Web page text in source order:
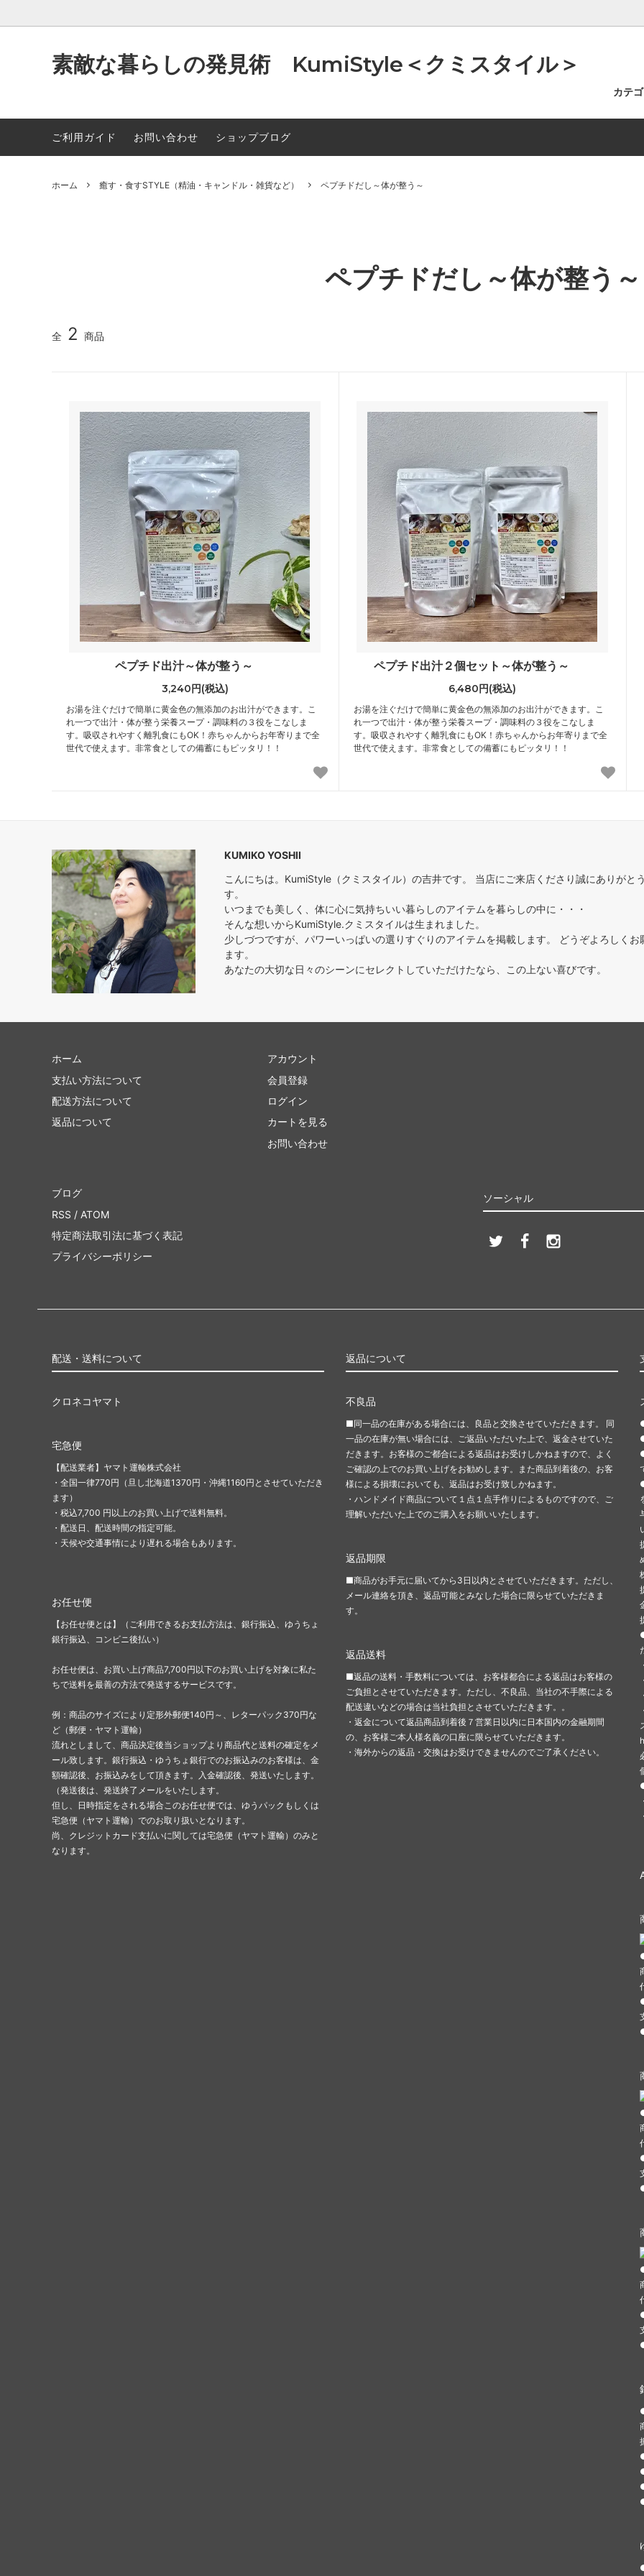
素敵な暮らしの発見術 KumiStyle＜クミスタイル＞
カテ
洗うSTYLE (洗顔石鹸） 潤すスタイルSTYLE（美容オイルなど）
ー）
雑貨など）
～1000 ～3000
製法のお話 オイルのツボ
のお知らせ
ご利用ガイド お問い合わせ ショップブログ
ホーム 癒す・食すSTYLE（精油・キャンドル・雑貨など） ペプチドだし～体が整う～
ペプチドだし～体が整う～
全 2 商品
ペプチド出汁～体が整う～
3,240円(税込)
お湯を注ぐだけで簡単に黄金色の無添加のお出汁ができます。こ
れ一つで出汁・体が整う栄養スープ・調味料の３役をこなしま
す。吸収されやすく離乳食にもOK！赤ちゃんからお年寄りまで全
世代で使えます。非常食としての備蓄にもピッタリ！！
ペプチド出汁２個セット～体が整う～
6,480円(税込)
お湯を注ぐだけで簡単に黄金色の無添加のお出汁ができます。こ
れ一つで出汁・体が整う栄養スープ・調味料の３役をこなしま
す。吸収されやすく離乳食にもOK！赤ちゃんからお年寄りまで全
世代で使えます。非常食としての備蓄にもピッタリ！！
KUMIKO YOSHII
こんにちは。KumiStyle（クミスタイル）の吉井です。 当店にご来店くださり誠にありがと
す。
いつまでも美しく、体に心に気持ちいい暮らしのアイテムを暮らしの中に・・・
そんな想いからKumiStyle.クミスタイルは生まれました。
少しづつですが、パワーいっぱいの選りすぐりのアイテムを掲載します。 どうぞよろしくお
ます。
あなたの大切な日々のシーンにセレクトしていただけたなら、この上ない喜びです。
ホーム
支払い方法について
配送方法について
返品について
アカウント
会員登録
ログイン
カートを見る
お問い合わせ
ソーシャル
ブログ
RSS / ATOM
特定商法取引法に基づく表記
プライバシーポリシー
配送・送料について
クロネコヤマト
宅急便
【配送業者】ヤマト運輸株式会社
・全国一律770円（旦し北海道1370円・沖縄1160円とさせていただき
ます）
・税込7,700 円以上のお買い上げで送料無料。
・配送日、配送時間の指定可能。
・天候や交通事情により遅れる場合もあります。
お任せ便
【お任せ便とは】（ご利用できるお支払方法は、銀行振込、ゆうちょ
銀行振込、コンビニ後払い）
お任せ便は、お買い上げ商品7,700円以下のお買い上げを対象に私た
ちで送料を最善の方法で発送するサービスです。
例：商品のサイズにより定形外郵便140円～、レターパック370円な
ど（郵便・ヤマト運輸）
流れとしまして、商品決定後当ショップより商品代と送料の確定をメ
ール致します。銀行振込・ゆうちょ銀行でのお振込みのお客様は、金
額確認後、お振込みをして頂きます。入金確認後、発送いたします。
（発送後は、発送終了メールをいたします。
但し、日時指定をされる場合このお任せ便では、ゆうパックもしくは
宅急便（ヤマト運輸）でのお取り扱いとなります。
尚、クレジットカード支払いに関しては宅急便（ヤマト運輸）のみと
なります。
返品について
不良品
■同一品の在庫がある場合には、良品と交換させていただきます。 同
一品の在庫が無い場合には、ご返品いただいた上で、返金させていた
だきます。お客様のご都合による返品はお受けしかねますので、よく
ご確認の上でのお買い上げをお勧めします。また商品到着後の、お客
様による損壊においても、返品はお受け致しかねます。
・ハンドメイド商品について１点１点手作りによるものですので、ご
理解いただいた上でのご購入をお願いいたします。
返品期限
■商品がお手元に届いてから3日以内とさせていただきます。ただし、
メール連絡を頂き、返品可能とみなした場合に限らせていただきま
す。
返品送料
■返品の送料・手数料については、お客様都合による返品はお客様の
ご負担とさせていただきます。ただし、不良品、当社の不手際による
配送違いなどの場合は当社負担とさせていただきます。。
・返金について返品商品到着後７営業日以内に日本国内の金融期間
の、お客様ご本人様名義の口座に限らせていただきます。
・海外からの返品・交換はお受けできませんのでご了承ください。